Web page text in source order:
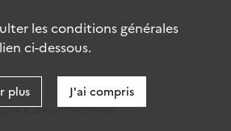
(Cote de commande)
les conditions générales
ci-dessous.
plus J'ai compris